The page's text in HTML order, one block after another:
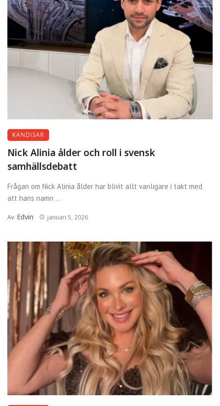
KÄNDISAR
Nick Alinia ålder och roll i svensk
samhällsdebatt
Frågan om Nick Alinia ålder har blivit allt vanligare i takt med
att hans namn ...
Av Edvin januari 5, 2026